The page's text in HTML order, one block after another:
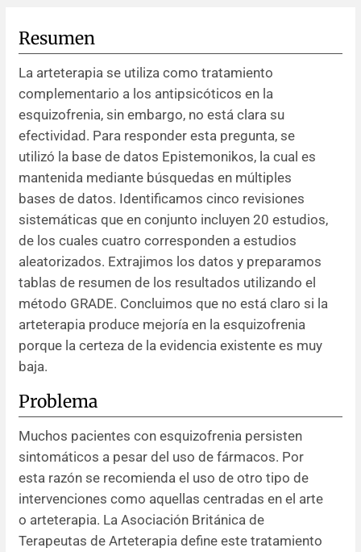
Políticas editoriales
Instrucciones para autores
Patrocinadores y financiamiento
Editores
Comité editorial
Resúmenes de congresos
Resumen
La arteterapia se utiliza como tratamiento
complementario a los antipsicóticos en la
esquizofrenia, sin embargo, no está clara su
efectividad. Para responder esta pregunta, se
utilizó la base de datos Epistemonikos, la cual es
mantenida mediante búsquedas en múltiples
bases de datos. Identificamos cinco revisiones
sistemáticas que en conjunto incluyen 20 estudios,
de los cuales cuatro corresponden a estudios
aleatorizados. Extrajimos los datos y preparamos
tablas de resumen de los resultados utilizando el
método GRADE. Concluimos que no está claro si la
arteterapia produce mejoría en la esquizofrenia
porque la certeza de la evidencia existente es muy
baja.
Problema
Muchos pacientes con esquizofrenia persisten
sintomáticos a pesar del uso de fármacos. Por
esta razón se recomienda el uso de otro tipo de
intervenciones como aquellas centradas en el arte
o arteterapia. La Asociación Británica de
Terapeutas de Arteterapia define este tratamiento